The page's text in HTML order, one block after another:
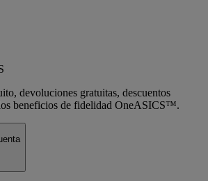
devoluciones gratuitas, descuentos
beneficios de fidelidad OneASICS™.